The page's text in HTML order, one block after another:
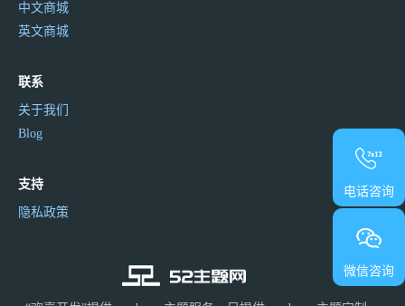
中文商城
英文商城
联系
关于我们
Blog
支持
隐私政策
电话咨询
微信咨询